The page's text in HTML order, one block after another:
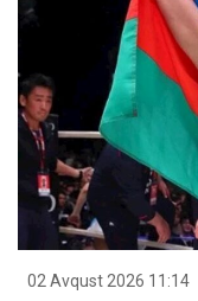
02 Avqust 2026 11:14